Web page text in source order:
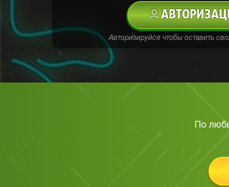
Авторизируйся чтобы оставить
По